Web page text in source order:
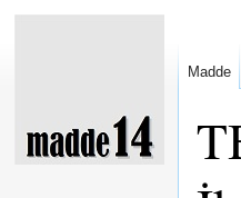
Madde